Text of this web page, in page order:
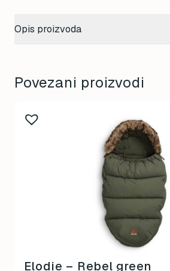
Opis proizvoda
Povezani proizvodi
Elodie – Rebel green